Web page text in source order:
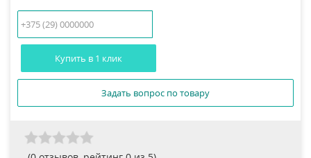
Купить в 1 клик
Задать вопрос по товару